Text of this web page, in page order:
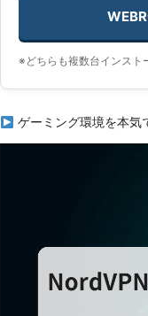
※どちらも複数台インスト
ゲーミング環境を本気